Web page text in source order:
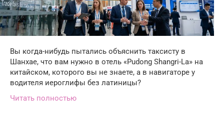
Вы когда-нибудь пытались объяснить таксисту в
Шанхае, что вам нужно в отель «Pudong Shangri-La» на
китайском, которого вы не знаете, а в навигаторе у
водителя иероглифы без латиницы?
Читать полностью